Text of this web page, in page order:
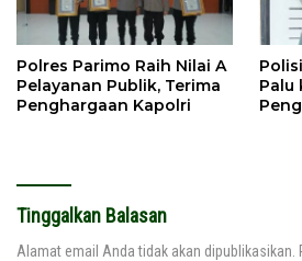
Polres Parimo Raih Nilai A
Pelayanan Publik, Terima
Penghargaan Kapolri
Palu
Tinggalkan Balasan
Alamat email Anda tidak akan dipublikasikan.